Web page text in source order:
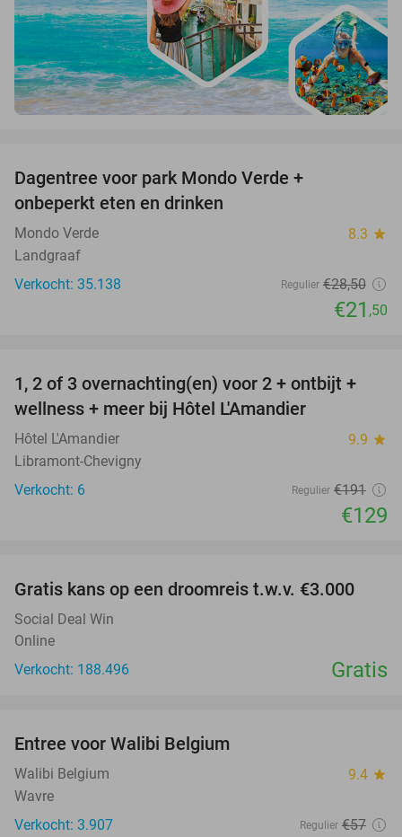
Dagentree voor park Mondo Verde +
onbeperkt eten en drinken
Mondo Verde 8.3 star
Landgraaf
Verkocht: 35.138
Regulier €28,50
€21 ,50
32%
TODAY
1, 2 of 3 overnachting(en) voor 2 + ontbijt +
wellness + meer bij Hôtel L'Amandier
Hôtel L'Amandier 9.9 star
Libramont-Chevigny
Verkocht: 6
Regulier €191
€129
Gratis kans op een droomreis t.w.v. €3.000
Social Deal Win
Online
Verkocht: 188.496
Gratis
Entree voor Walibi Belgium
Walibi Belgium 9.4 star
Wavre
Verkocht: 3.907
Regulier €57